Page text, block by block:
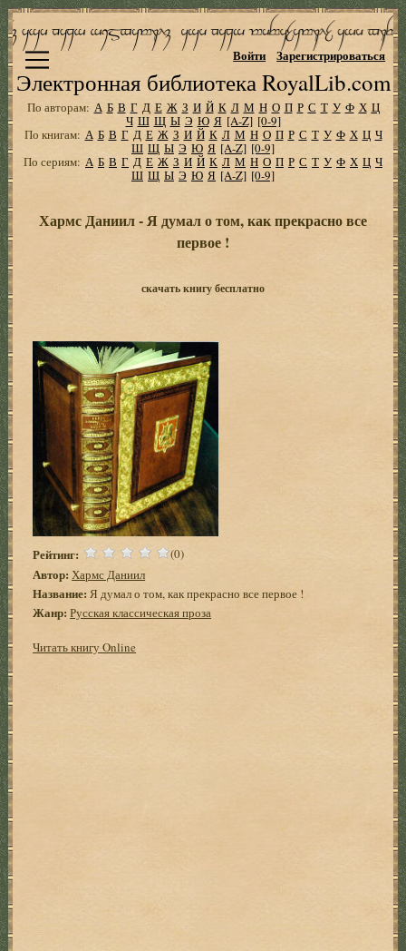
Электронная библиотека RoyalLib.com
Войти Зарегистрироваться
По авторам: А Б В Г Д Е Ж З И Й К Л М Н О П Р С Т У Ф Х Ц
Ч Ш Щ Ы Э Ю Я [A-Z] [0-9]
По книгам: А Б В Г Д Е Ж З И Й К Л М Н О П Р С Т У Ф Х Ц Ч
Ш Щ Ы Э Ю Я [A-Z] [0-9]
По сериям: А Б В Г Д Е Ж З И Й К Л М Н О П Р С Т У Ф Х Ц Ч
Ш Щ Ы Э Ю Я [A-Z] [0-9]
Хармс Даниил - Я думал о том, как прекрасно все
первое !
скачать книгу бесплатно
Рейтинг: (0)
Автор: Хармс Даниил
Название: Я думал о том, как прекрасно все первое !
Жанр: Русская классическая проза
Читать книгу Online